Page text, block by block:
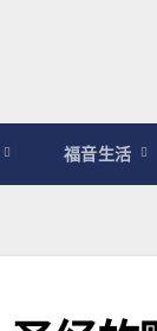
福音生活